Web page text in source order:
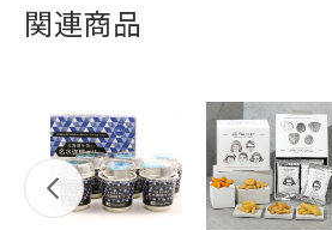
関連商品